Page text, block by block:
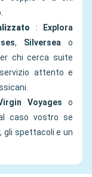
:
Explora
, Silversea o
chi cerca suite
attento e
Voyages o
caso vostro se
gli spettacoli e un